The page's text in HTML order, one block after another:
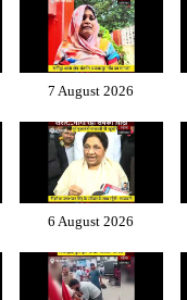
7 August 2026
6 August 2026